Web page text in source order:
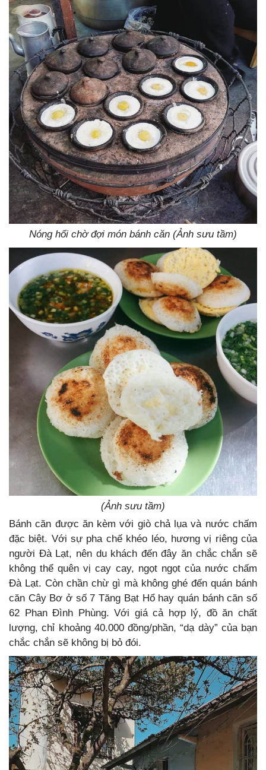
Nóng hổi chờ đợi món bánh căn (Ảnh sưu tầm)
(Ảnh sưu tầm)
Bánh căn được ăn kèm với giò chả lụa và nước chấm
đặc biệt. Với sự pha chế khéo léo, hương vị riêng của
người Đà Lạt, nên du khách đến đây ăn chắc chắn sẽ
không thể quên vị cay cay, ngọt ngọt của nước chấm
Đà Lạt. Còn chần chừ gì mà không ghé đến quán bánh
căn Cây Bơ ở số 7 Tăng Bạt Hổ hay quán bánh căn số
62 Phan Đình Phùng. Với giá cả hợp lý, đồ ăn chất
lượng, chỉ khoảng 40.000 đồng/phần, “dạ dày” của bạn
chắc chắn sẽ không bị bỏ đói.